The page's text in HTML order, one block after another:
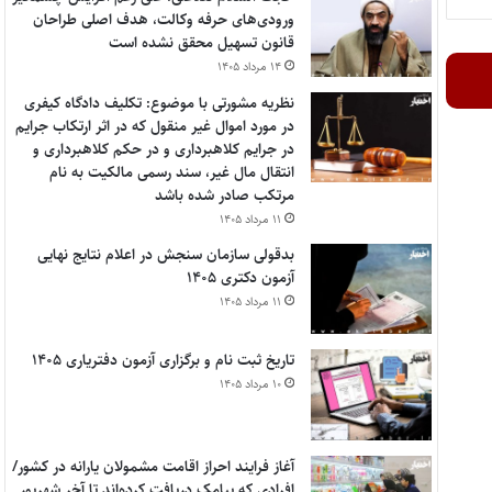
ورودی‌های حرفه وکالت، هدف اصلی طراحان
قانون تسهیل محقق نشده است
۱۴ مرداد ۱۴۰۵
نظریه مشورتی با موضوع: تکلیف دادگاه کیفری
در مورد اموال غیر منقول که در اثر ارتکاب جرایم
در جرایم کلاهبرداری و در حکم کلاهبرداری و
انتقال مال غیر، سند رسمی مالکیت به نام
مرتکب صادر شده باشد
۱۱ مرداد ۱۴۰۵
بدقولی سازمان سنجش در اعلام نتایج نهایی
آزمون دکتری ۱۴۰۵
۱۱ مرداد ۱۴۰۵
تاریخ ثبت نام و برگزاری آزمون دفتریاری ۱۴۰۵
۱۰ مرداد ۱۴۰۵
آغاز فرایند احراز اقامت مشمولان یارانه در کشور/